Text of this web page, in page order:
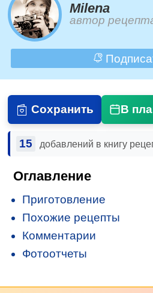
Milena
автор
Сохранить В
15 добавлений в книгу
Оглавление
Приготовление
Похожие рецепты
Комментарии
Фотоотчеты